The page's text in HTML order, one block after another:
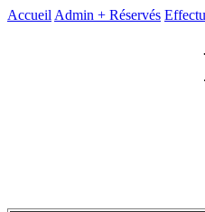
Accueil Admin + Réservés